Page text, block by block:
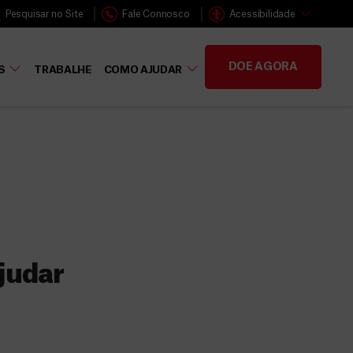
Pesquisar no Site Fale Connosco Acessibilidade
TRABALHE COMO AJUDAR DOE AGORA